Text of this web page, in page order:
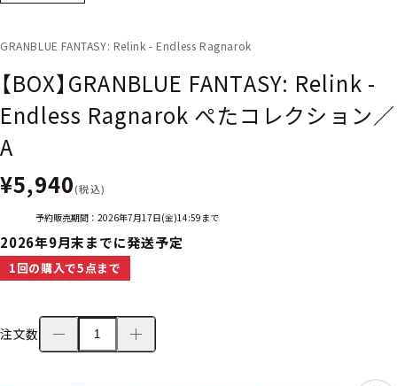
GRANBLUE FANTASY: Relink - Endless Ragnarok
【BOX】GRANBLUE FANTASY: Relink -
Endless Ragnarok ぺたコレクション／
A
¥5,940(税込)
予約販売期間：2026年7月17日(金)14:59まで
2026年9月末までに発送予定
1回の購入で5点まで
注文数